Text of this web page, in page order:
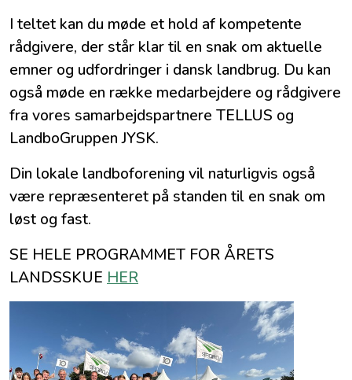
I teltet kan du møde et hold af kompetente
rådgivere, der står klar til en snak om aktuelle
emner og udfordringer i dansk landbrug. Du kan
også møde en række medarbejdere og rådgivere
fra vores samarbejdspartnere TELLUS og
LandboGruppen JYSK.
Din lokale landboforening vil naturligvis også
være repræsenteret på standen til en snak om
løst og fast.
SE HELE PROGRAMMET FOR ÅRETS
LANDSSKUE HER